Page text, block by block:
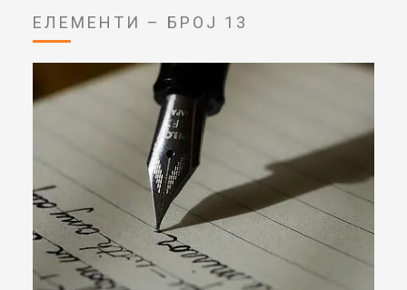
ЕЛЕМЕНТИ – БРОЈ 13